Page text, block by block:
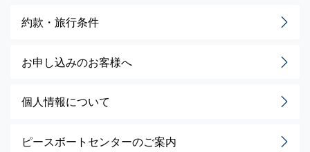
約款・旅行条件
お申し込みのお客様へ
個人情報について
ピースボートセンターのご案内